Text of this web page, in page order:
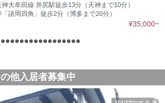
¥35,000~
神大牟田線 井尻駅徒歩13分（天神まで10分）
「諸岡四角」徒歩2分（博多まで20分）
他入居者募集中